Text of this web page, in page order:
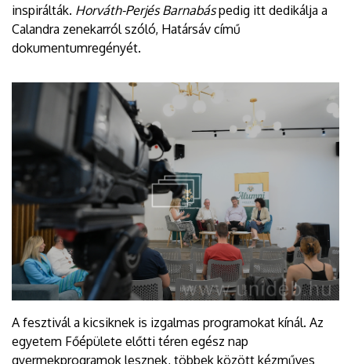
inspirálták. Horváth-Perjés Barnabáspedig itt dedikálja a
Calandra zenekarról szóló, Határsáv című
dokumentumregényét.
A fesztivál a kicsiknek is izgalmas programokat kínál. Az
egyetem Főépülete előtti téren egész nap
gyermekprogramok lesznek, többek között kézműves